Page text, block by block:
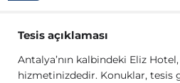
Tesis açıklaması
Antalya’nın kalbindeki Eliz
hizmetinizdedir. Konuklar, tesis